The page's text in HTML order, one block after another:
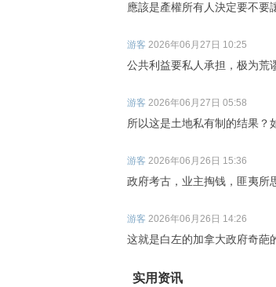
應該是產權所有人決定要不要
游客 2026年06月27日 10:25
公共利益要私人承担，极为荒
游客 2026年06月27日 05:58
所以这是土地私有制的结果？
游客 2026年06月26日 15:36
政府考古，业主掏钱，匪夷所
游客 2026年06月26日 14:26
这就是白左的加拿大政府奇葩
实用资讯